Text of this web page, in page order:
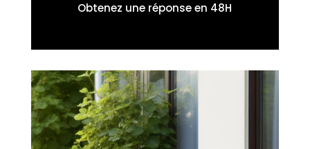
Obtenez une réponse en 48H